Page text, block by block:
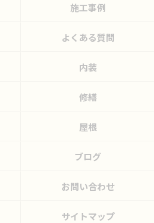
施工事例
よくある質問
内装
修繕
屋根
ブログ
お問い合わせ
サイトマップ